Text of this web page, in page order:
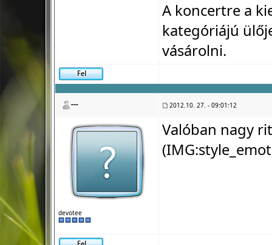
A koncertre a
kategóriájú
vásárolni.
--- 2012.10. 27. - 09:01:12
devotee
Valóban nagy
(IMG: